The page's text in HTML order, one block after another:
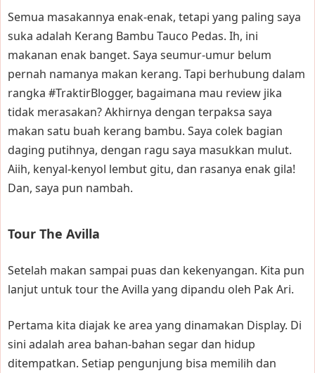
Semua masakannya enak-enak, tetapi yang paling saya
suka adalah Kerang Bambu Tauco Pedas. Ih, ini
makanan enak banget. Saya seumur-umur belum
pernah namanya makan kerang. Tapi berhubung dalam
rangka #TraktirBlogger, bagaimana mau review jika
tidak merasakan? Akhirnya dengan terpaksa saya
makan satu buah kerang bambu. Saya colek bagian
daging putihnya, dengan ragu saya masukkan mulut.
Aiih, kenyal-kenyol lembut gitu, dan rasanya enak gila!
Dan, saya pun nambah.
Tour The Avilla
Setelah makan sampai puas dan kekenyangan. Kita pun
lanjut untuk tour the Avilla yang dipandu oleh Pak Ari.
Pertama kita diajak ke area yang dinamakan Display. Di
sini adalah area bahan-bahan segar dan hidup
ditempatkan. Setiap pengunjung bisa memilih dan